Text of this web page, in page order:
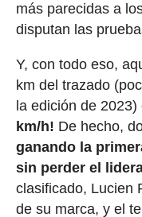
más parecidas a
disputan las
Y, con todo eso,
km del trazado
la edición de 2023)
km/h! De hecho,
ganando la
sin perder el
clasificado, Lucien
de su marca, y el